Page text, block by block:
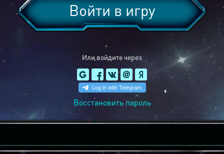
Или войдите через
Войти в игру
Восстановить пароль